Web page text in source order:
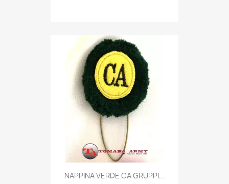
Quick view
NAPPINA VERDE CA GRUPPI...